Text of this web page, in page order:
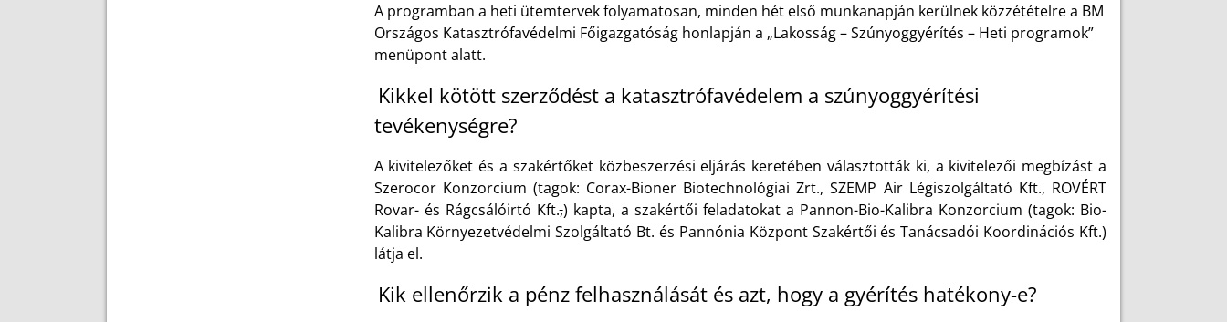
A programban a heti ütemtervek folyamatosan, minden hét első munkanapján kerülnek közzétételre a BM
Országos Katasztrófavédelmi Főigazgatóság honlapján a „Lakosság – Szúnyoggyérítés – Heti programok”
menüpont alatt.
Kikkel kötött szerződést a katasztrófavédelem a szúnyoggyérítési
tevékenységre?
A kivitelezőket és a szakértőket közbeszerzési eljárás keretében választották ki, a kivitelezői megbízást a
Szerocor Konzorcium (tagok: Corax-Bioner Biotechnológiai Zrt., SZEMP Air Légiszolgáltató Kft., ROVÉRT
Rovar- és Rágcsálóirtó Kft.,) kapta, a szakértői feladatokat a Pannon-Bio-Kalibra Konzorcium (tagok: Bio-
Kalibra Környezetvédelmi Szolgáltató Bt. és Pannónia Központ Szakértői és Tanácsadói Koordinációs Kft.)
látja el.
Kik ellenőrzik a pénz felhasználását és azt, hogy a gyérítés hatékony-e?